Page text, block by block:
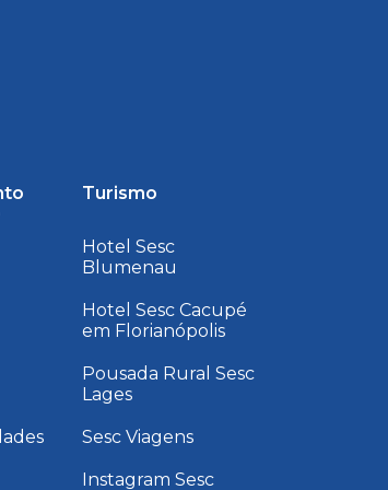
Turismo
Hotel Sesc
Blumenau
Hotel Sesc Cacupé
em Florianópolis
Pousada Rural Sesc
Lages
Sesc Viagens
Instagram Sesc